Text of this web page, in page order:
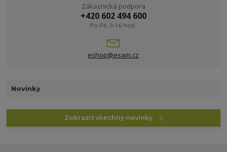
Zákaznická podpora
+420 602 494 600
Po-Pá, 9-16 hod.
eshop@esam.cz
Novinky
Zobrazit všechny novinky